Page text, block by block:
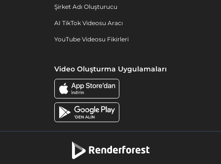
Şirket Adı Oluşturucu
AI TikTok Videosu Aracı
YouTube Videosu Fikirleri
Video Oluşturma Uygulamaları